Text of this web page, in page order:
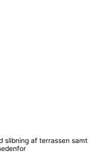
slibning af terrassen samt